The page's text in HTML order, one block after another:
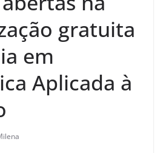
gratuita
em
Aplicada à